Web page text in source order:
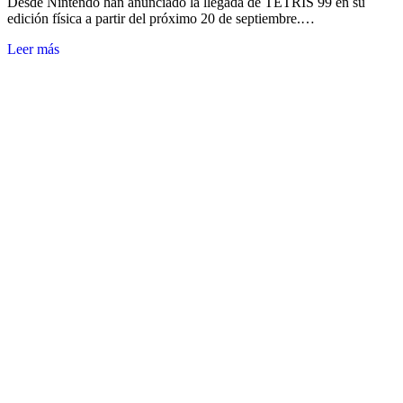
edición física a partir del próximo 20 de septiembre.…
Leer más